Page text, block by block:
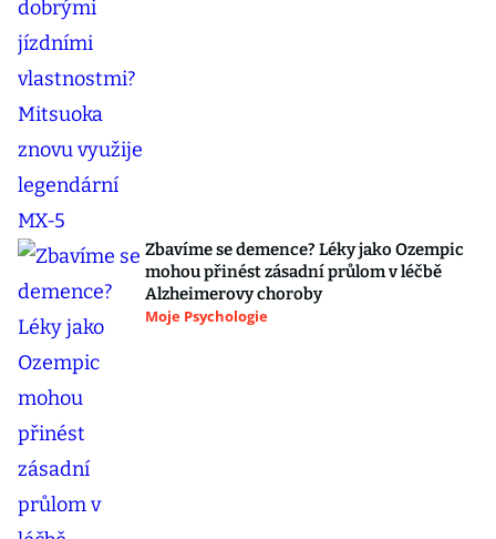
Zbavíme se demence? Léky jako Ozempic
mohou přinést zásadní průlom v léčbě
Alzheimerovy choroby
Moje Psychologie